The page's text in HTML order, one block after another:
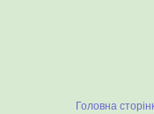
Головна